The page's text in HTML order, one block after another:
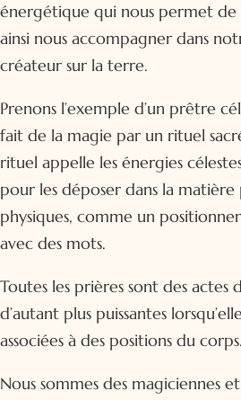
énergétique qui nous permet
ainsi nous accompagner dans
créateur sur la terre.
Prenons l’exemple d’un prêtre
fait de la magie par un rituel
rituel appelle les énergies
pour les déposer dans la matière
physiques, comme un
avec des mots.
Toutes les prières sont des actes
d’autant plus puissantes
associées à des positions du corps.
Nous sommes des magiciennes